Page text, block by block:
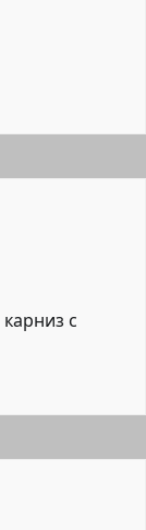
карниз с